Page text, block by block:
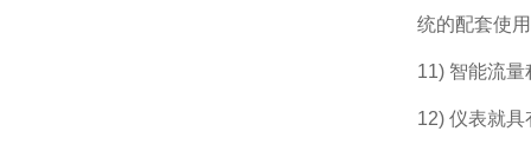
统的配套使
11) 智能流
12) 仪表就